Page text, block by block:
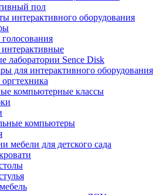
пол
интерактивного оборудования
лаборатории Sence Disk
для интерактивного оборудования
компьютерные классы
компьютеры
мебели для детского сада